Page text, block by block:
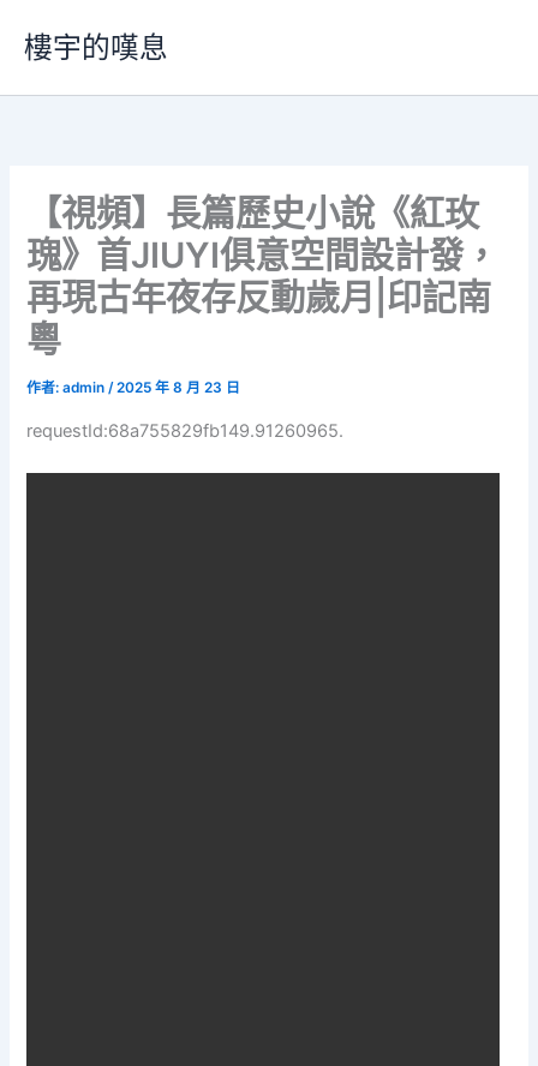
要
樓宇的嘆息
【視頻】長篇歷史小說《紅玫
瑰》首JIUYI俱意空間設計發，
再現古年夜存反動歲月|印記南
粵
作者:admin/2025 年 8 月 23 日
requestId:68a755829fb149.91260965.